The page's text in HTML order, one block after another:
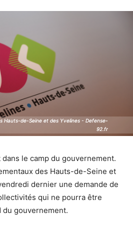
Hauts-de-Seine et des Yvelines - Defense-
92.fr
Hauts-de-Seine et des Yvelines - Defense-
92.fr
le camp du gouvernement.
des Hauts-de-Seine et
dernier une demande de
qui ne pourra être
du gouvernement.